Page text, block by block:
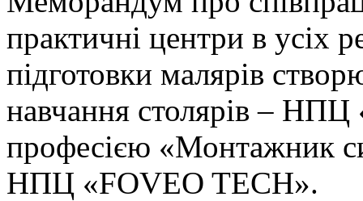
практичні центри в усіх
підготовки малярів
навчання столярів – НПЦ
професією «Монтажник
НПЦ «FOVEO TECH».